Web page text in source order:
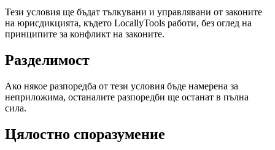
Тези условия ще бъдат тълкувани и управлявани от законите
на юрисдикцията, където LocallyTools работи, без оглед на
принципите за конфликт на законите.
Разделимост
Ако някое разпоредба от тези условия бъде намерена за
неприложима, останалите разпоредби ще останат в пълна
сила.
Цялостно споразумение